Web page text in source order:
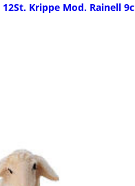
Krippe Mod. Rainell